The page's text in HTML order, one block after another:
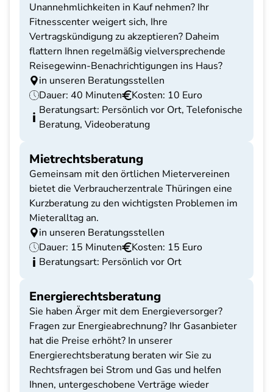
Unannehmlichkeiten in Kauf nehmen? Ihr
Fitnesscenter weigert sich, Ihre
Vertragskündigung zu akzeptieren? Daheim
flattern Ihnen regelmäßig vielversprechende
Reisegewinn-Benachrichtigungen ins Haus?
in unseren Beratungsstellen
Dauer: 40 Minuten
Kosten: 10 Euro
Beratungsart: Persönlich vor Ort, Telefonische
Beratung, Videoberatung
Mietrechtsberatung
Gemeinsam mit den örtlichen Mietervereinen
bietet die Verbraucherzentrale Thüringen eine
Kurzberatung zu den wichtigsten Problemen im
Mieteralltag an.
in unseren Beratungsstellen
Dauer: 15 Minuten
Kosten: 15 Euro
Beratungsart: Persönlich vor Ort
Energierechtsberatung
Sie haben Ärger mit dem Energieversorger?
Fragen zur Energieabrechnung? Ihr Gasanbieter
hat die Preise erhöht? In unserer
Energierechtsberatung beraten wir Sie zu
Rechtsfragen bei Strom und Gas und helfen
Ihnen, untergeschobene Verträge wieder